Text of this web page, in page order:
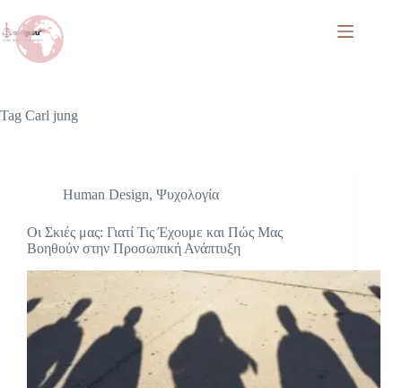
Tag Carl jung
Human Design, Ψυχολογία
Οι Σκιές μας: Γιατί Τις Έχουμε και Πώς Μας
Βοηθούν στην Προσωπική Ανάπτυξη